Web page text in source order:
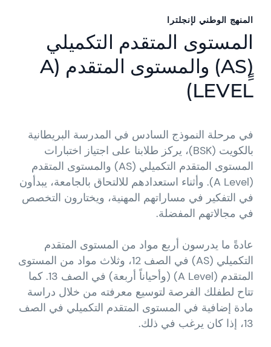
المنهج الوطني لإنجلترا
المستوى المتقدم التكميلي
(ٍِAS) والمستوى المتقدم (A
LEVEL)
في مرحلة النموذج السادس في المدرسة البريطانية
بالكويت (BSK)، يركز طلابنا على اجتياز اختبارات
المستوى المتقدم التكميلي (AS) والمستوى المتقدم
(A Level). وأثناء استعدادهم للالتحاق بالجامعة، يبدأون
في التفكير في مساراتهم المهنية، ويختارون التخصص
في مجالاتهم المفضلة.
عادةً ما يدرسون أربع مواد من المستوى المتقدم
التكميلي (AS) في الصف 12، وثلاث مواد من المستوى
المتقدم (A Level) (وأحياناً أربعة) في الصف 13. كما
تتاح لطفلك الفرصة لتوسيع معرفته من خلال دراسة
مادة إضافية في المستوى المتقدم التكميلي في الصف
13، إذا كان يرغب في ذلك.